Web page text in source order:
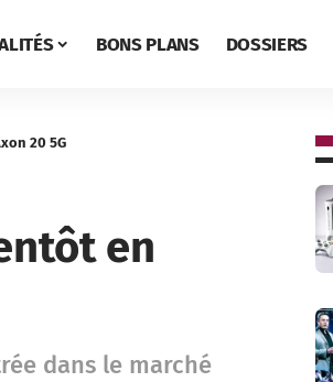
BONS PLANS DOSSIERS
20 5G
en
dans le marché